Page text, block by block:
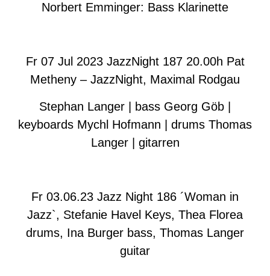
Norbert Emminger: Bass Klarinette
Fr 07 Jul 2023 JazzNight 187 20.00h Pat
Metheny – JazzNight, Maximal Rodgau
Stephan Langer | bass Georg Göb |
keyboards Mychl Hofmann | drums Thomas
Langer | gitarren
Fr 03.06.23 Jazz Night 186 ´Woman in
Jazz`, Stefanie Havel Keys, Thea Florea
drums, Ina Burger bass, Thomas Langer
guitar